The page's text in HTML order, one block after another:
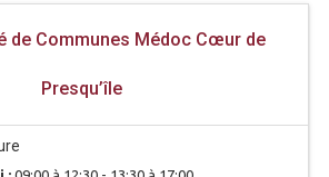
de Communes Médoc Cœur de
Presqu’île